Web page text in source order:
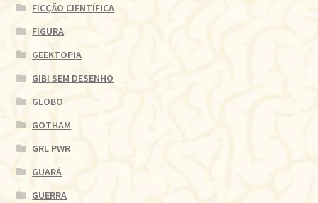
FICÇÃO CIENTÍFICA
FIGURA
GEEKTOPIA
GIBI SEM DESENHO
GLOBO
GOTHAM
GRL PWR
GUARÁ
GUERRA